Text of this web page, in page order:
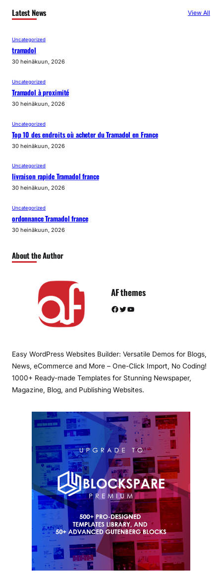
Latest News View All
Uncategorized
tramadol
30 heinäkuun, 2026
Uncategorized
Tramadol à proximité
30 heinäkuun, 2026
Uncategorized
Top 10 des endroits où acheter du Tramadol en France
30 heinäkuun, 2026
Uncategorized
livraison rapide Tramadol france
30 heinäkuun, 2026
Uncategorized
ordonnance Tramadol france
30 heinäkuun, 2026
About the Author
AF themes
Facebook Twitter YouTube
Easy WordPress Websites Builder: Versatile Demos for Blogs,
News, eCommerce and More – One-Click Import, No Coding!
1000+ Ready-made Templates for Stunning Newspaper,
Magazine, Blog, and Publishing Websites.